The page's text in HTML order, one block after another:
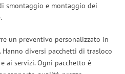
smontaggio e montaggio dei
un preventivo personalizzato in
Hanno diversi pacchetti di trasloco
ai servizi. Ogni pacchetto è